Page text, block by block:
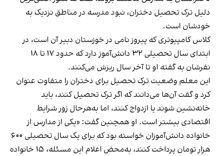
دلیل ترک تحصیل دختران، نبود مدرسه در مناطق نزدیک به
خودشان است.
کلاس کامپیوتری که پیروز نامی در خوزستان دبیر آن است، در
ابتدای سال تحصیلی ۳۲ دانش‌آموز دارد که حدود ۱۷ تا ۱۸
نفرشان به گفته او تا آخر سال ریزش می‌کنند.
این معلم وضعیت ترک تحصیل برای دختران را متفاوت عنوان
کرد و گفت آن‌ها می‌دانند که اگر ترک تحصیل کنند، باید
خانه‌نشین شوند یا ازدواج کنند، اما به‌هرحال زور شرایط
اقتصادی بیشتر است. او همچنین گفت: «یکی از مدارس از
خانواده دانش‌آموزان خواسته بود که برای یک سال تحصیلی ۶۰۰
هزار تومان پرداخت کنند، به‌محض اعلام این مسئله، ۱۵ خانواده